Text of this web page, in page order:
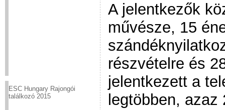
ESC Hungary Rajongói
találkozó 2015
A jelentkezők
művésze, 15
részvételre és
jelentkezett a
legtöbben,